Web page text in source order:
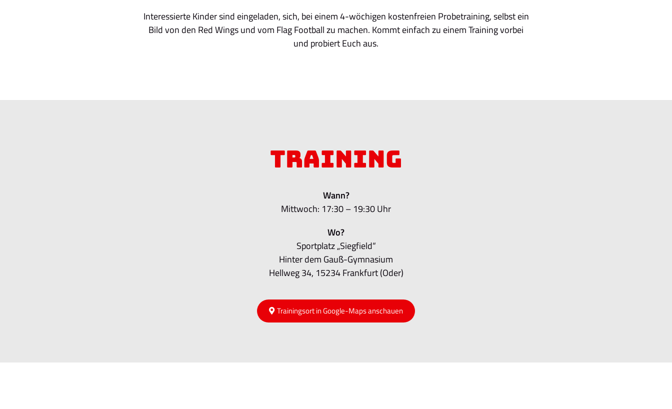
Interessierte Kinder sind eingeladen, sich, bei einem 4-wöchigen kostenfreien Probetraining, selbst ein
Bild von den Red Wings und vom Flag Football zu machen. Kommt einfach zu einem Training vorbei
und probiert Euch aus.
Training
Wann?
Mittwoch: 17:30 – 19:30 Uhr
Wo?
Sportplatz „Siegfield“
Hinter dem Gauß-Gymnasium
Hellweg 34, 15234 Frankfurt (Oder)
Trainingsort in Google-Maps anschauen